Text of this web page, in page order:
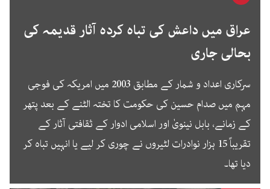
عراق میں داعش کی تباہ کردہ آثار قدیمہ کی
بحالی جاری
سرکاری اعداد و شمار کے مطابق 2003 میں امریکہ کی فوجی
مہم میں صدام حسین کی حکومت کا تختہ الٹنے کے بعد پتھر
کے زمانے، بابل نینویٰ اور اسلامی ادوار کے ثقافتی آثار کے
تقریباً 15 ہزار نوادرات لٹیروں نے چوری کر لیے یا انہیں تباہ کر
دیا تھا۔